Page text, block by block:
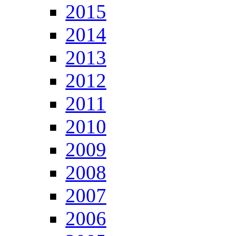
2015
2014
2013
2012
2011
2010
2009
2008
2007
2006